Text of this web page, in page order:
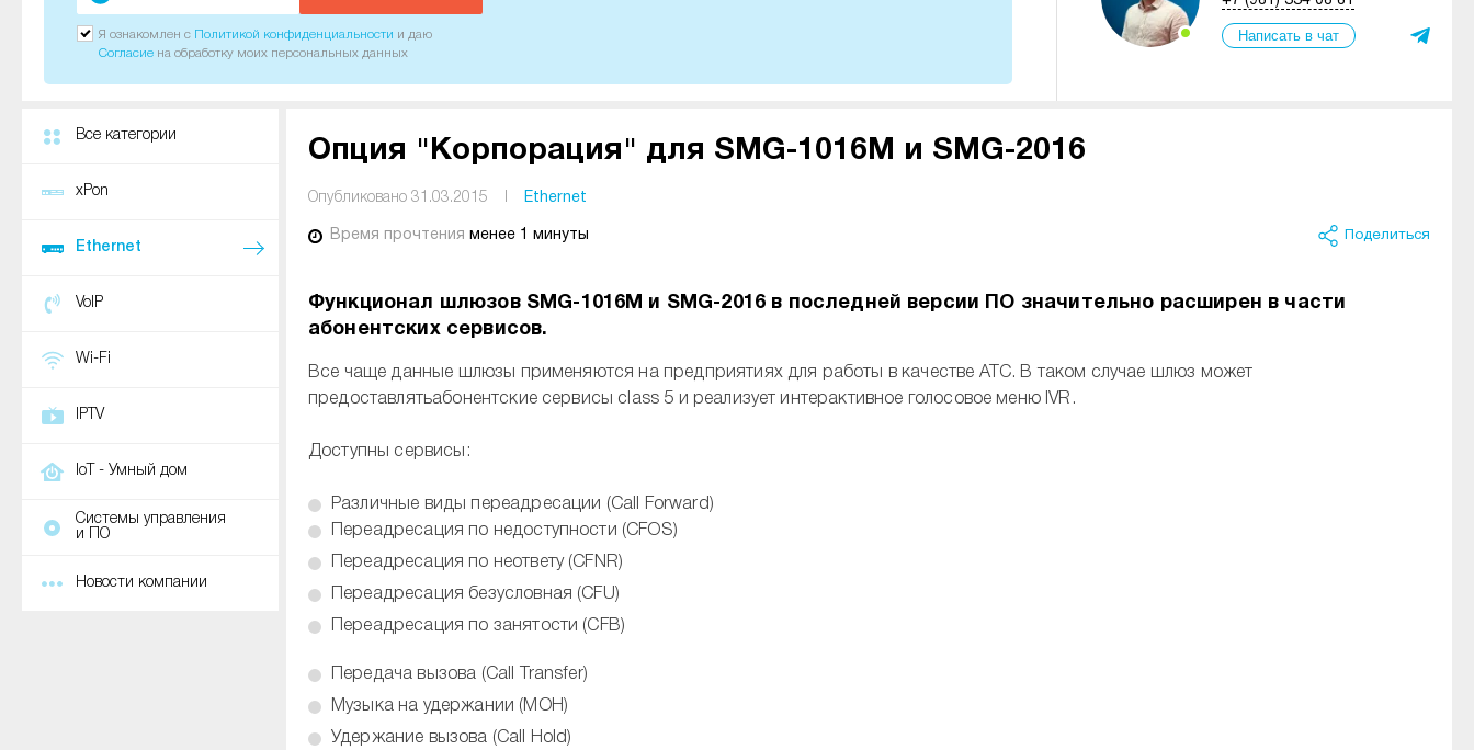
Я ознакомлен с Политикой конфиденциальности и даю
Согласие на обработку моих персональных данных
Написать в чат
Все категории
xPon
Ethernet
VoIP
Wi-Fi
IPTV
IoT - Умный дом
Системы управления
и ПО
Новости компании
Опция "Корпорация" для SMG-1016M и SMG-2016
Опубликовано 31.03.2015 Ethernet
Время прочтения менее 1 минуты Поделиться
Функционал шлюзов SMG-1016M и SMG-2016 в последней версии ПО значительно расширен в части
абонентских сервисов.
Все чаще данные шлюзы применяются на предприятиях для работы в качестве АТС. В таком случае шлюз может
предоставлятьабонентские сервисы class 5 и реализует интерактивное голосовое меню IVR.
Доступны сервисы:
Различные виды переадресации (Call Forward)
Переадресация по недоступности (CFOS)
Переадресация по неответу (CFNR)
Переадресация безусловная (CFU)
Переадресация по занятости (CFB)
Передача вызова (Call Transfer)
Музыка на удержании (MOH)
Удержание вызова (Call Hold)